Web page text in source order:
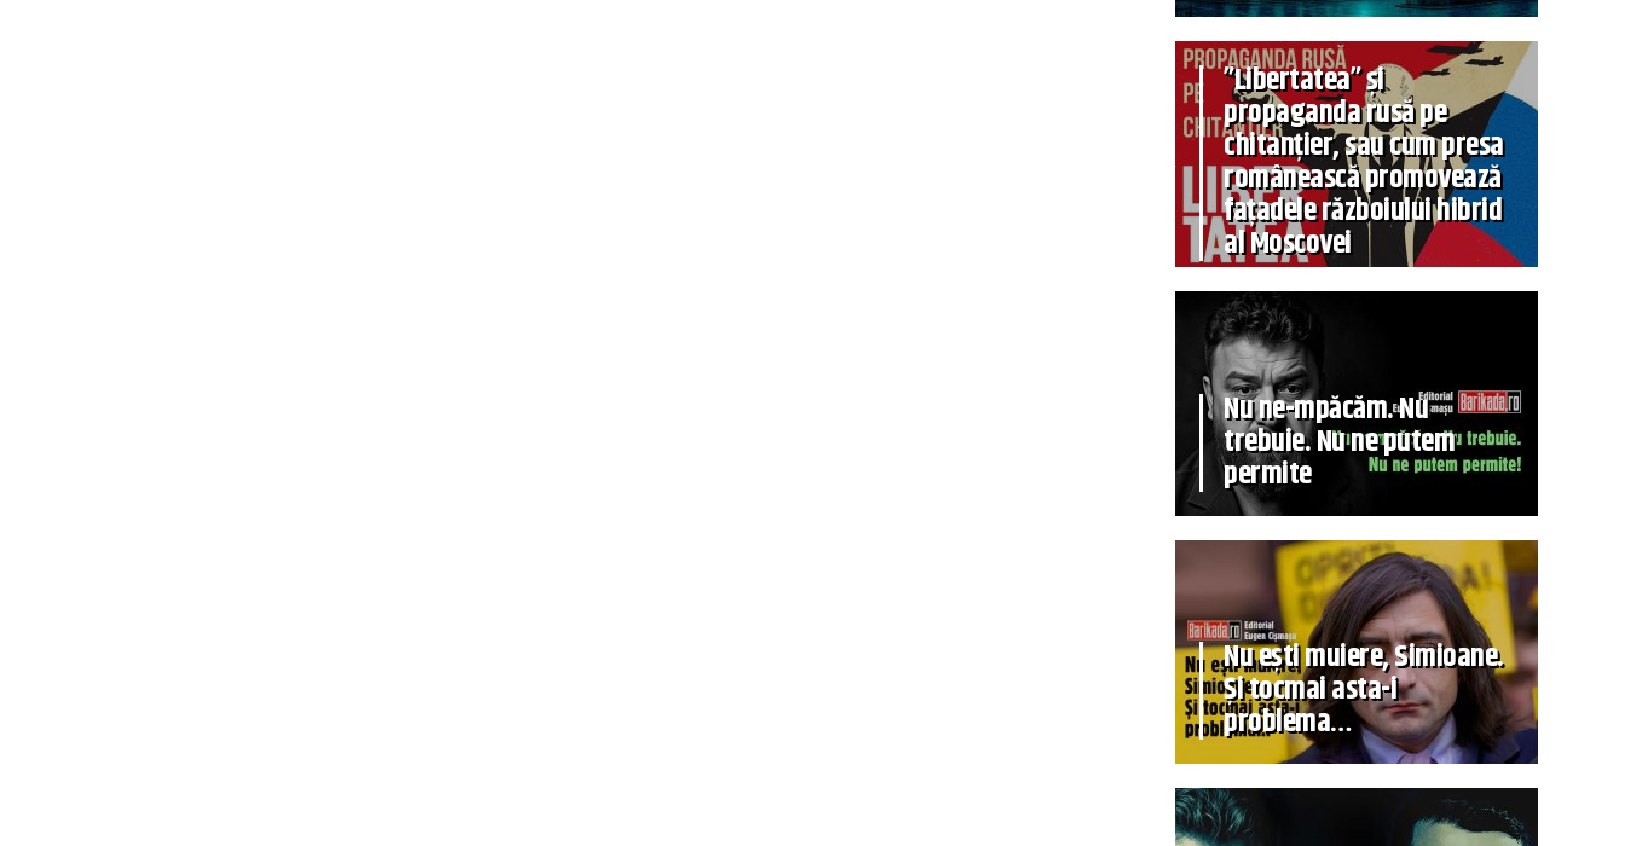
”Libertatea” și
propaganda rusă pe
chitanțier, sau cum presa
românească promovează
fațadele războiului hibrid
al Moscovei
Nu ne-mpăcăm. Nu
trebuie. Nu ne putem
permite
Nu ești muiere, Simioane.
Și tocmai asta-i
problema…